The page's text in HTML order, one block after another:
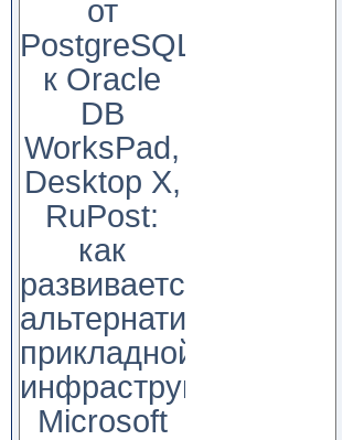
от
PostgreSQL
к Oracle
DB
WorksPad,
Desktop X,
RuPost:
как
развивается
альтернатива
прикладной
инфраструктуре
Microsoft